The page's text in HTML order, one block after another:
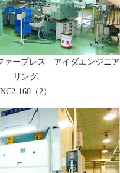
ァープレス アイダエンジニア
リング
NC2-160（2）